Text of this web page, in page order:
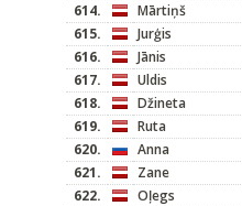
614.
Mārtiņš
615.
Jurģis
616.
Jānis
617.
Uldis
618.
Džineta
619.
Ruta
620.
Anna
621.
Zane
622.
Oļegs